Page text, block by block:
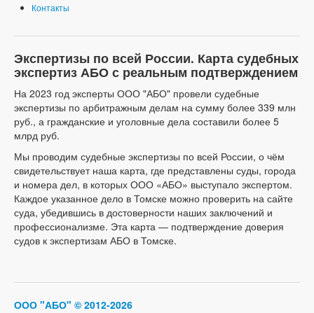
Контакты
Экспертизы по всей России. Карта судебных
экспертиз АБО с реальным подтверждением
На 2023 год эксперты ООО "АБО" провели судебные
экспертизы по арбитражным делам на сумму более 339 млн
руб., а гражданские и уголовные дела составили более 5
млрд руб.
Мы проводим судебные экспертизы по всей России, о чём
свидетельствует наша карта, где представлены суды, города
и номера дел, в которых ООО «АБО» выступало экспертом.
Каждое указанное дело в Томске можно проверить на сайте
суда, убедившись в достоверности наших заключений и
профессионализме. Эта карта — подтверждение доверия
судов к экспертизам АБО в Томске.
ООО "АБО" © 2012-2026